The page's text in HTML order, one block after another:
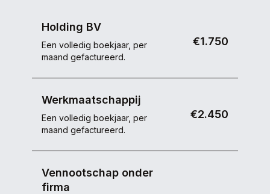
Holding BV
Een volledig boekjaar, per
maand gefactureerd.
€1.750
Werkmaatschappij
Een volledig boekjaar, per
maand gefactureerd.
€2.450
Vennootschap onder
firma